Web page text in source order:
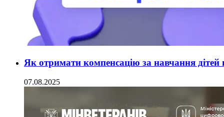
Як отримати компенсацію за навчання дітей
07.08.2025